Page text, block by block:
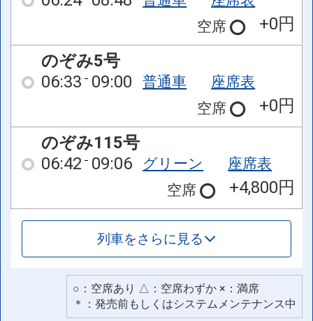
空席
+0円
のぞみ5号
06:33 09:00 普通車
座席表
空席
+0円
のぞみ115号
06:42 09:06 グリーン
座席表
空席
+4,800円
列車をさらに見る
○：空席あり △：空席わずか ×：満席
＊：発売前もしくはシステムメンテナンス中